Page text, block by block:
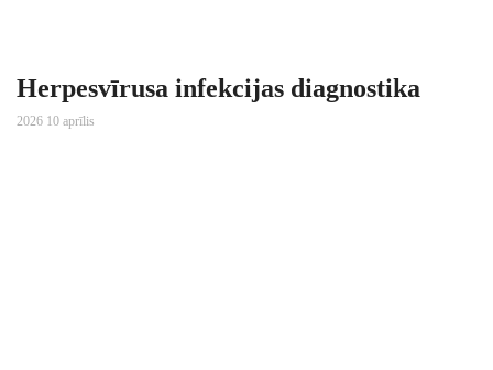
Herpesvīrusa infekcijas diagnostika
2026 10 aprīlis